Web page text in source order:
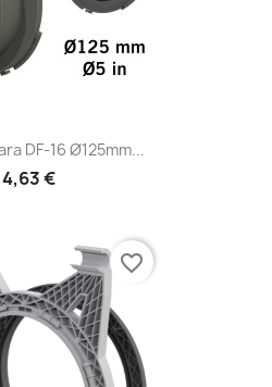
rápida
DF-16 Ø125mm...
4,63 €
favorite_border